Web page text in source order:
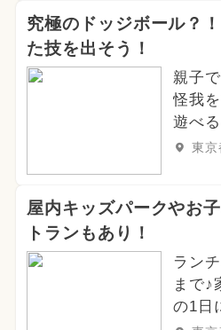
究極のドッジボール？
た技を出そう！
親子
怪我
遊べる
東京
屋内キッズパークやお
トランもあり！
ラン
まで♪
の1日